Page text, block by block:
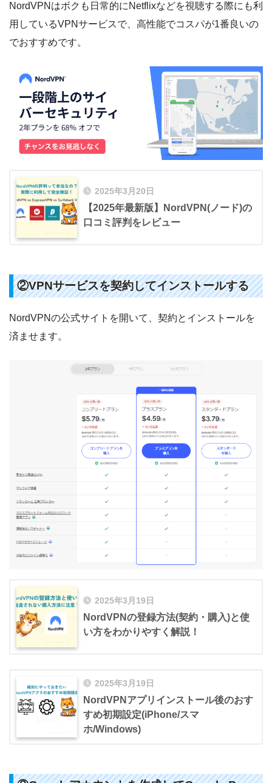
NordVPNはボクも日常的にNetflixなどを視聴する際にも利
用しているVPNサービスで、高性能でコスパが1番良いの
でおすすめです。
2025年3月20日
【2025年最新版】NordVPN(ノード)の
口コミ評判をレビュー
②VPNサービスを契約してインストールする
NordVPNの公式サイトを開いて、契約とインストールを
済ませます。
2025年3月19日
NordVPNの登録方法(契約・購入)と使
い方をわかりやすく解説！
2025年3月19日
NordVPNアプリインストール後のおす
すめ初期設定(iPhone/スマ
ホ/Windows)